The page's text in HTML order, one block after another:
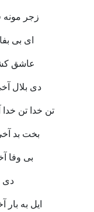
زجر مونه
ای بی
عاشق
دی بلال
تن خدا تن
بخت بد
بی وفا
دی
ایل به بار